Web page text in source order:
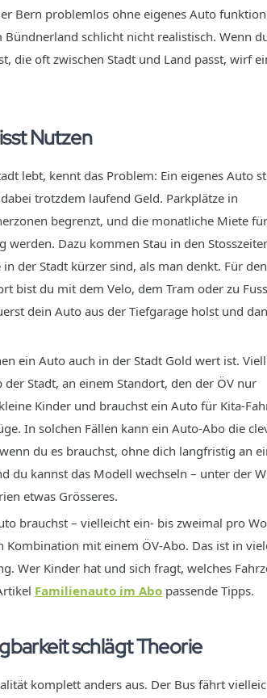
Bern problemlos ohne eigenes Auto
schlicht nicht realistisch. Wenn
die oft zwischen Stadt und Land passt, wirf
Nutzen
lebt, kennt das Problem: Ein eigenes Auto
trotzdem laufend Geld. Parkplätze in
begrenzt, und die monatliche Miete
werden. Dazu kommen Stau in den
der Stadt kürzer sind, als man denkt. Für
bist du mit dem Velo, dem Tram oder zu
dein Auto aus der Tiefgarage holst und
ein Auto auch in der Stadt Gold wert ist.
Stadt, an einem Standort, den der ÖV nur
Kinder und brauchst ein Auto für Kita-
In solchen Fällen kann ein Auto-Abo die
du es brauchst, ohne dich langfristig an
du kannst das Modell wechseln – unter der
etwas Grösseres.
brauchst – vielleicht ein- bis zweimal pro
Kombination mit einem ÖV-Abo. Das ist in
Wer Kinder hat und sich fragt, welches
Familienauto im Abo passende Tipps.
schlägt Theorie
komplett anders aus. Der Bus fährt